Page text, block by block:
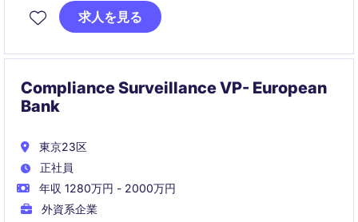
い、国際的なチームと協働します。
求人を見る
Compliance Surveillance VP- European
Bank
東京23区
正社員
年収 1280万円 - 2000万円
外資系企業